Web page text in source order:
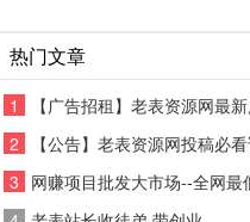
热门文章
1
【广告招租】老表资源网最
2
【公告】老表资源网投稿必看
3 网赚项目批发大市场--全网最